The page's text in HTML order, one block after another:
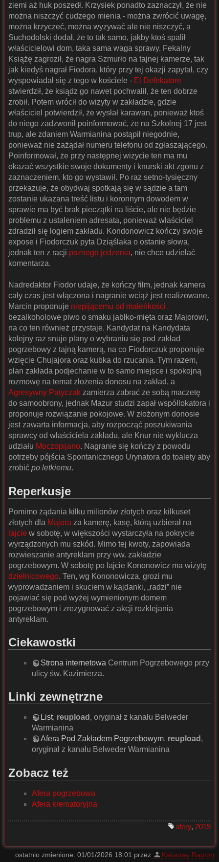
ziemi aż huk poszedł. Krzysiek ponadto zaznaczył, że nie
można niszczyć cudzego mienia - można zwrócić uwagę,
można krzyczeć, można wyzywać ale nie niszczyć, a
Suchodolski dodał, że to tak samo, jakby ktoś spalił
właścicielowi dom, taka sama waga sprawy. Fekalny
Książę zagroził, że nagra Szmurło na tajnej kamerze, tak
jak kiedyś nagrał Fiodora, który przy tej okazji zapytał, czy
wyspowiadał się z tego w kościele - El Defekatore
stwierdził, że ksiądz go nawet pochwalił, że ten dobrze
zrobił. Potem wrócił do wizyty w zakładzie, gdzie
właściciel potwierdził, że wysłał karawan, ponieważ ktoś
do niego zadzwonił poinformować, że na Szkolnej 17 jest
trup, ale zdaniem Warmianina postąpił niegodnie,
ponieważ nie zażądał numeru telefonu od zgłaszającego.
Poinformował, że przy następnej wizycie ten ma mu
okazać wszystkie swoje dokumenty i knurski akt zgonu z
zaznaczeniem, kto go wystawił. Po raz setno-tysięczny
przekazuje, że obydwaj spotkają się w sądzie a tam
zostanie ukazana treść listu i koronnym dowodem w
sprawie ma być brak pieczątki na liście, ale nie będzie
problemu z ustaleniem adresata, ponieważ właściciel
zdradził się logiem zakładu. Kondonowicz kończy swoje
expose i Fiodorczuk pyta Dziąślaka o ostanie słowa,
jednak ten z racji psznego jedzenia, nie chce udzielać
komentarza.
Nadredaktor Fiodor udaje, że kończy film, jednak kamera
cały czas jest włączona i nagranie wciąż jest realizowane.
Marcin proponuje niepijącemu od maleńkości
bezalkoholowe piwo o smaku jabłko-mięta oraz Majorowi,
na co ten również przystaje. Kandydat na Kandydata
kolejny raz snuje plany o wybraniu się pod zakład
pogrzebowy z tajną kamerą, na co Fiodorczuk proponuje
wzięcie Chujajora oraz kubka do rzucania. Tym razem,
plan zakłada podjechanie w to samo miejsce i spokojną
rozmowę na temat złożenia donosu na zakład, a
Agresywny Patyczak zamierza zabrać ze sobą maczetę
do samoobrony, jednak Mazur studzi zapał współlokatora i
proponuje rozwiązanie pokojowe. W złożonym donosie
jest zawarta informacja, aby rozpocząć poszukiwania
sprawcy od właściciela zakładu, ale Knur nie wyklucza
udziału Moczopijano. Nagranie się kończy z powodu
potrzeby pójścia Spontanicznego Urynatora do toalety aby
zrobić po letkiemu.
Reperkusje
Pomimo żądania kilku milionów złotych oraz kilkuset
złotych dla Majora za kamerę, kasę, którą uzbierał na
lajcie w sobotę, w większości wystarczyła na pokrycie
wyrządzonych mu szkód. Mimo tej kwoty, zapowiada
rozwieszanie antyreklam przy ww. zakładzie
pogrzebowym. W sobotę po lajcie Kononowicz ma wizytę
dzielnicowego. Ten, wg Kononowicza, grozi mu
wyprowadzaniem i skuciem w kajdanki, „radzi” nie
pojawiać się pod wyżej wymienionym domem
pogrzebowym i zrezygnować z akcji rozklejania
antyreklam.
Ciekawostki
Strona internetowa Centrum Pogrzebowego przy
ulicy św. Kazimierza.
Linki zewnętrzne
List, reupload , oryginał z kanału Belweder
Warmianina
Afera Pod Zakładem Pogrzebowym, reupload ,
oryginał z kanału Belweder Warmianina
Zobacz też
Afera pogrzebowa
Afera krematoryjna
afery, 2019
ostatnio zmienione: 01/01/2026 18:01 przez Kakaowy Raptorr